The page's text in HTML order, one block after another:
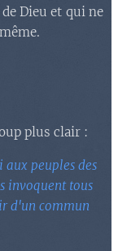
Dieu et qui ne
plus clair :
peuples des
invoquent tous
d'un commun